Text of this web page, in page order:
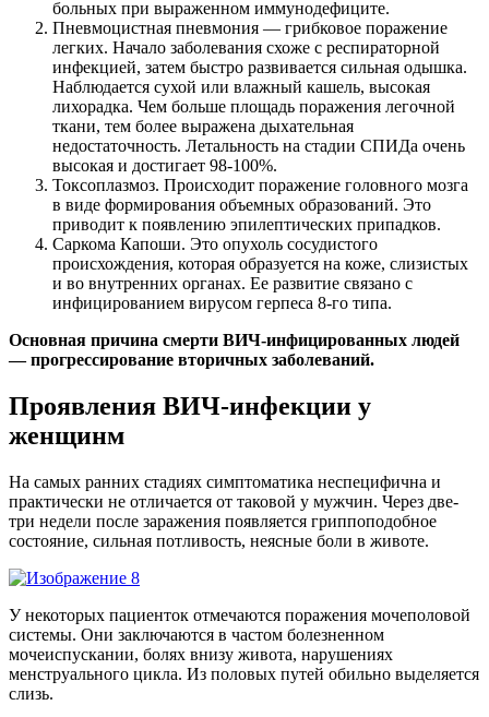
больных при выраженном иммунодефиците.
Пневмоцистная пневмония — грибковое поражение
легких. Начало заболевания схоже с респираторной
инфекцией, затем быстро развивается сильная одышка.
Наблюдается сухой или влажный кашель, высокая
лихорадка. Чем больше площадь поражения легочной
ткани, тем более выражена дыхательная
недостаточность. Летальность на стадии СПИДа очень
высокая и достигает 98-100%.
Токсоплазмоз. Происходит поражение головного мозга
в виде формирования объeмных образований. Это
приводит к появлению эпилептических припадков.
Саркома Капоши. Это опухоль сосудистого
происхождения, которая образуется на коже, слизистых
и во внутренних органах. Еe развитие связано с
инфицированием вирусом герпеса 8-го типа.
Основная причина смерти ВИЧ-инфицированных людей
— прогрессирование вторичных заболеваний.
Проявления ВИЧ-инфекции у
женщинм
На самых ранних стадиях симптоматика неспецифична и
практически не отличается от таковой у мужчин. Через две-
три недели после заражения появляется гриппоподобное
состояние, сильная потливость, неясные боли в животе.
У некоторых пациенток отмечаются поражения мочеполовой
системы. Они заключаются в частом болезненном
мочеиспускании, болях внизу живота, нарушениях
менструального цикла. Из половых путей обильно выделяется
слизь.